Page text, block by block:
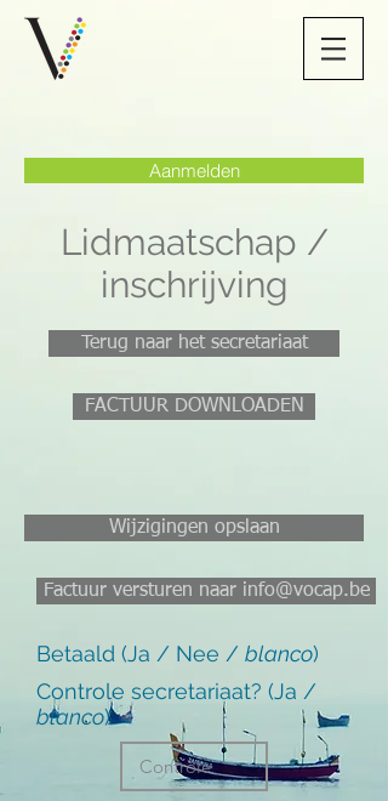
Aanmelden
Lidmaatschap /
inschrijving
Terug naar het secretariaat
FACTUUR DOWNLOADEN
Wijzigingen opslaan
Factuur versturen naar info@vocap.be
Betaald (Ja / Nee / blanco)
Controle secretariaat? (Ja /
blanco)